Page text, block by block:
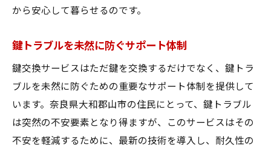
から安心して暮らせるのです。
鍵トラブルを未然に防ぐサポート体制
鍵交換サービスはただ鍵を交換するだけでなく、鍵トラ
ブルを未然に防ぐための重要なサポート体制を提供して
います。奈良県大和郡山市の住民にとって、鍵トラブル
は突然の不安要素となり得ますが、このサービスはその
不安を軽減するために、最新の技術を導入し、耐久性の